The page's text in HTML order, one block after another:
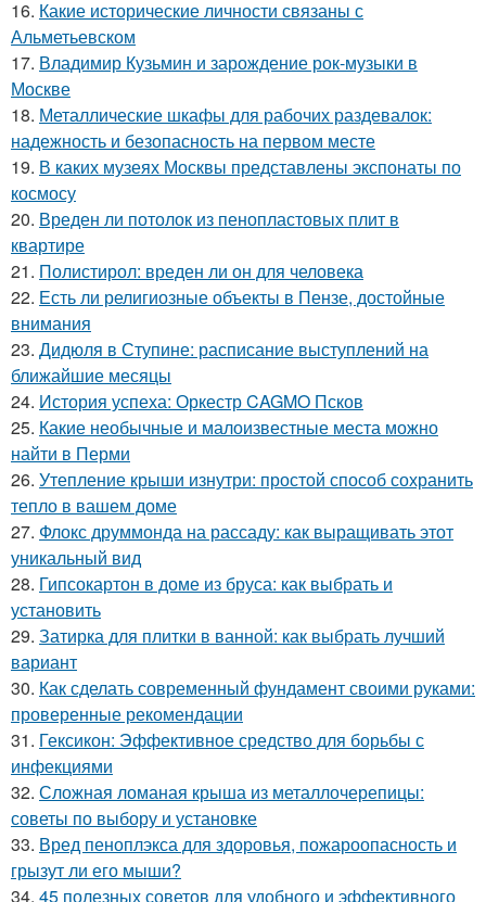
16. Какие исторические личности связаны с
Альметьевском
17. Владимир Кузьмин и зарождение рок-музыки в
Москве
18. Металлические шкафы для рабочих раздевалок:
надежность и безопасность на первом месте
19. В каких музеях Москвы представлены экспонаты по
космосу
20. Вреден ли потолок из пенопластовых плит в
квартире
21. Полистирол: вреден ли он для человека
22. Есть ли религиозные объекты в Пензе, достойные
внимания
23. Дидюля в Ступине: расписание выступлений на
ближайшие месяцы
24. История успеха: Оркестр CAGMO Псков
25. Какие необычные и малоизвестные места можно
найти в Перми
26. Утепление крыши изнутри: простой способ сохранить
тепло в вашем доме
27. Флокс друммонда на рассаду: как выращивать этот
уникальный вид
28. Гипсокартон в доме из бруса: как выбрать и
установить
29. Затирка для плитки в ванной: как выбрать лучший
вариант
30. Как сделать современный фундамент своими руками:
проверенные рекомендации
31. Гексикон: Эффективное средство для борьбы с
инфекциями
32. Сложная ломаная крыша из металлочерепицы:
советы по выбору и установке
33. Вред пеноплэкса для здоровья, пожароопасность и
грызут ли его мыши?
34. 45 полезных советов для удобного и эффективного